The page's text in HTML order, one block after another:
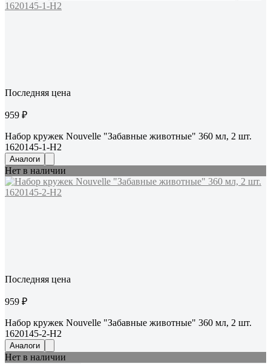
Последняя цена
959 ₽
Набор кружек Nouvelle "Забавные животные" 360 мл, 2 шт.
1620145-1-Н2
Аналоги
Нет в наличии
Последняя цена
959 ₽
Набор кружек Nouvelle "Забавные животные" 360 мл, 2 шт.
1620145-2-Н2
Аналоги
Нет в наличии